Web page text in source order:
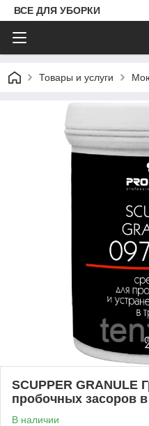
ВСЕ ДЛЯ УБОРКИ
Товары и услуги
SCUPPER GRANULE
пробочных засоров
В наличии